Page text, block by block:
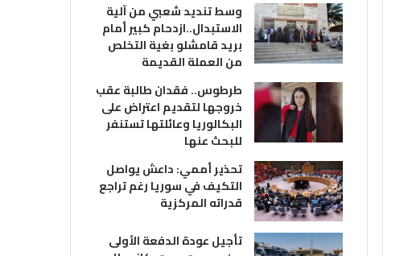
وسط تنديد شعبي من آلية
الاستبدال..ازدحام كبير أمام
بريد قامشلو بغية التخلص
من العملة القديمة
طرطوس.. فقدان طالبة عقب
خروجها لتقديم اعتراض على
البكالوريا وعائلتها تستنفر
للبحث عنها
تحذير أممي: داعش يواصل
التكيف في سوريا رغم تراجع
قدراته المركزية
تأجيل عودة الدفعة الأولى